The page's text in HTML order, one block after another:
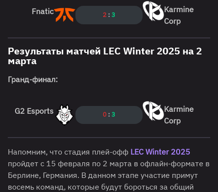
Fnatic 2 : 3
Karmine
Corp
Результаты матчей LEC Winter 2025 на 2
марта
Гранд-финал:
G2 Esports 0 : 3
Karmine
Corp
Напомним, что стадия плей-офф LEC Winter 2025
пройдет с 15 февраля по 2 марта в офлайн-формате в
Берлине, Германия. В данном этапе участие примут
восемь команд, которые будут бороться за общий